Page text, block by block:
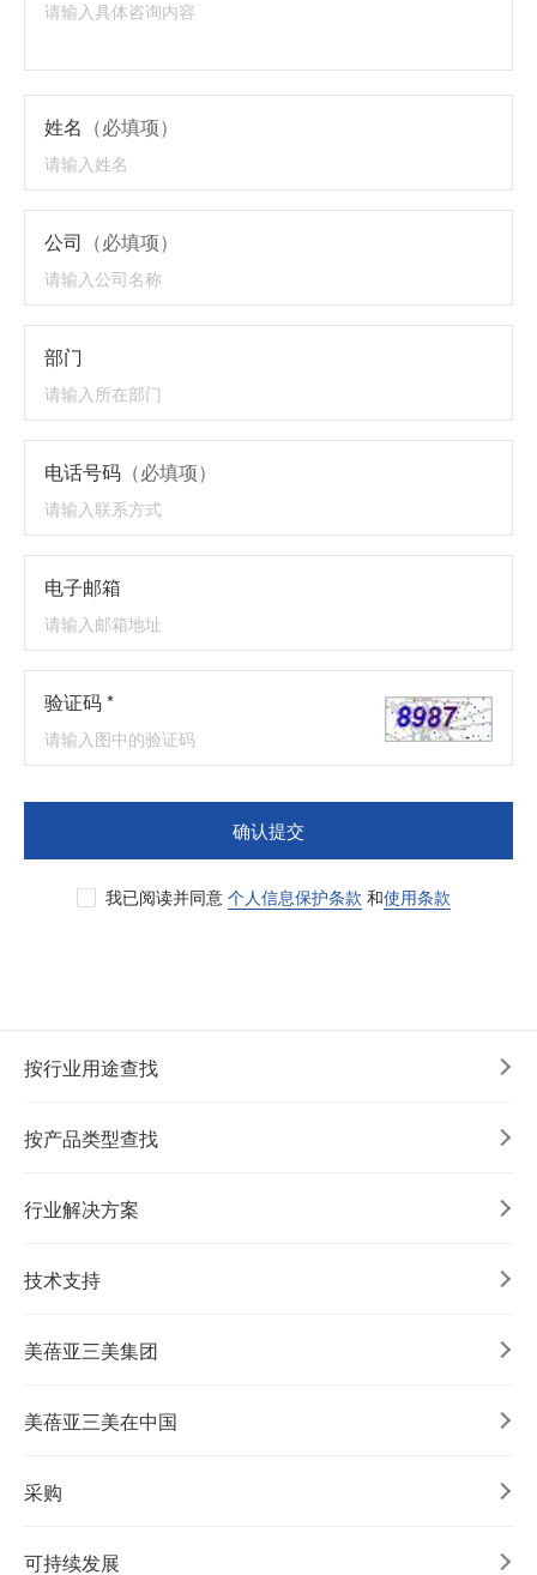
姓名 （必填项）
公司 （必填项）
部门
电话号码 （必填项）
电子邮箱
验证码 *
确认提交
我已阅读并同意 个人信息保护条款 和使用条款
按行业用途查找
按产品类型查找
行业解决方案
技术支持
美蓓亚三美集团
美蓓亚三美在中国
采购
可持续发展